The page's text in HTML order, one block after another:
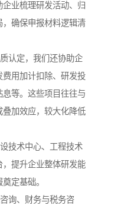
业梳理研发活动、归
确保申报材料逻辑清
认定，我们还协助企
用加计扣除、研发投
等。这些项目往往与
加效应，较大化降低
技术中心、工程技术
提升企业整体研发能
定基础。
询、财务与税务咨